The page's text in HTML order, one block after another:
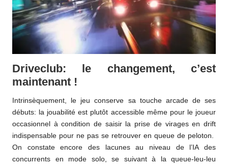
Driveclub: le changement, c’est
maintenant !
Intrinsèquement, le jeu conserve sa touche arcade de ses
débuts: la jouabilité est plutôt accessible même pour le joueur
occasionnel à condition de saisir la prise de virages en drift
indispensable pour ne pas se retrouver en queue de peloton.
On constate encore des lacunes au niveau de l’IA des
concurrents en mode solo, se suivant à la queue-leu-leu